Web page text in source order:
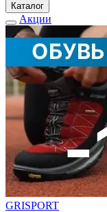
Каталог
Акции
GRISPORT